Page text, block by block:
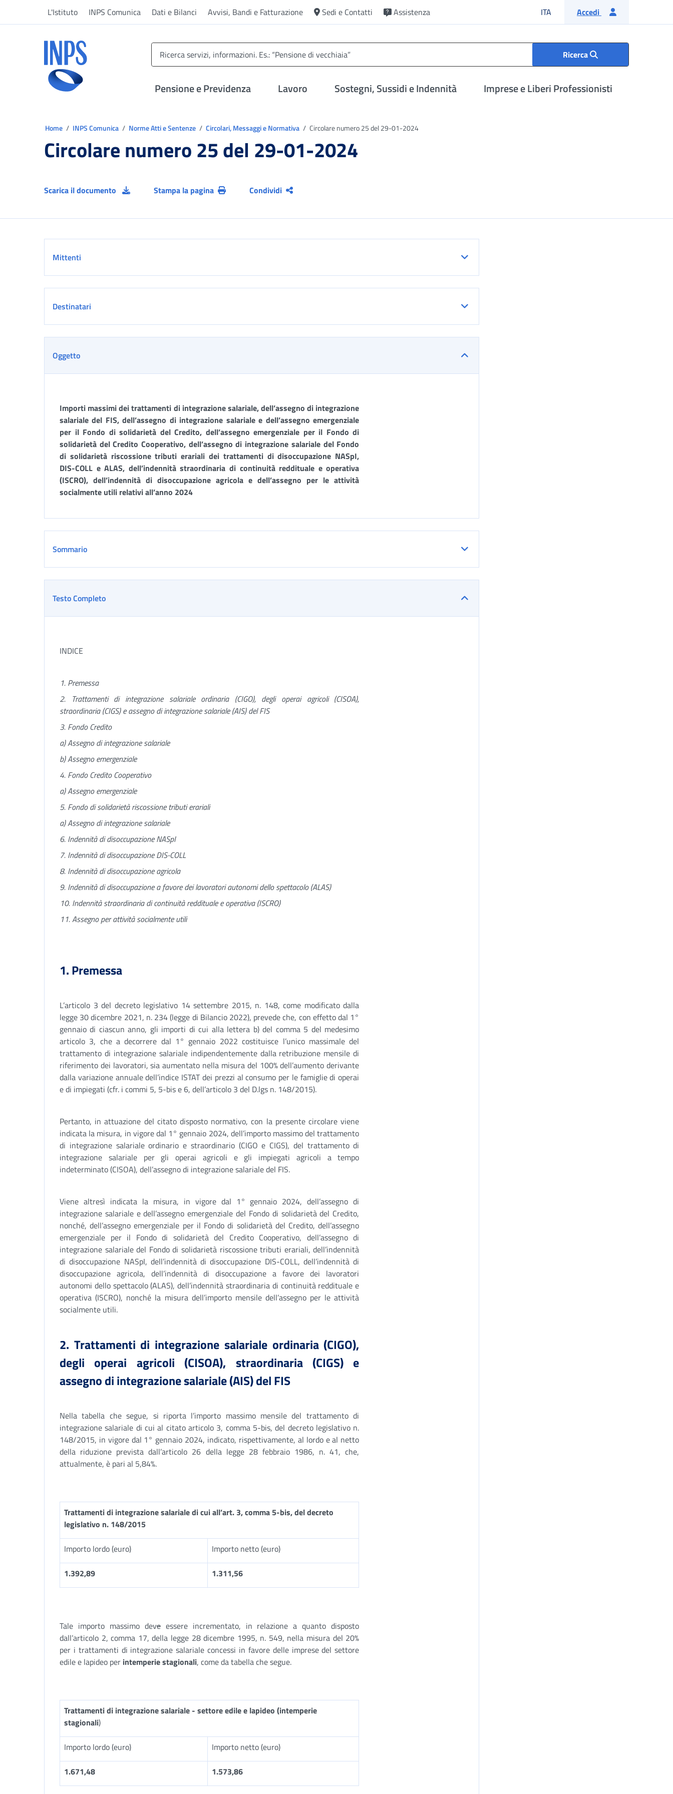
L'Istituto INPS Comunica Dati e Bilanci Avvisi, Bandi e Fatturazione Sedi e Contatti Assistenza ITA Lingua italiana
Accedi
Ricerca
Pensione e Previdenza Lavoro Sostegni, Sussidi e Indennità Imprese e Liberi Professionisti
Home INPS Comunica Norme Atti e Sentenze Circolari, Messaggi e Normativa Circolare numero 25 del 29-01-2024
Circolare numero 25 del 29-01-2024
Scarica il documento Stampa la pagina Condividi
Mittenti
Destinatari
Oggetto
Importi massimi dei trattamenti di integrazione salariale, dell’assegno di integrazione
salariale del FIS, dell’assegno di integrazione salariale e dell’assegno emergenziale
per il Fondo di solidarietà del Credito, dell’assegno emergenziale per il Fondo di
solidarietà del Credito Cooperativo, dell’assegno di integrazione salariale del Fondo
di solidarietà riscossione tributi erariali dei trattamenti di disoccupazione NASpI,
DIS-COLL e ALAS, dell’indennità straordinaria di continuità reddituale e operativa
(ISCRO), dell’indennità di disoccupazione agricola e dell’assegno per le attività
socialmente utili relativi all’anno 2024
Sommario
Testo Completo
INDICE
1. Premessa
2. Trattamenti di integrazione salariale ordinaria (CIGO), degli operai agricoli (CISOA),
straordinaria (CIGS) e assegno di integrazione salariale (AIS) del FIS
3. Fondo Credito
a) Assegno di integrazione salariale
b) Assegno emergenziale
4. Fondo Credito Cooperativo
a) Assegno emergenziale
5. Fondo di solidarietà riscossione tributi erariali
a) Assegno di integrazione salariale
6. Indennità di disoccupazione NASpI
7. Indennità di disoccupazione DIS-COLL
8. Indennità di disoccupazione agricola
9. Indennità di disoccupazione a favore dei lavoratori autonomi dello spettacolo (ALAS)
10. Indennità straordinaria di continuità reddituale e operativa (ISCRO)
11. Assegno per attività socialmente utili
1. Premessa
L’articolo 3 del decreto legislativo 14 settembre 2015, n. 148, come modificato dalla
legge 30 dicembre 2021, n. 234 (legge di Bilancio 2022), prevede che, con effetto dal 1°
gennaio di ciascun anno, gli importi di cui alla lettera b) del comma 5 del medesimo
articolo 3, che a decorrere dal 1° gennaio 2022 costituisce l’unico massimale del
trattamento di integrazione salariale indipendentemente dalla retribuzione mensile di
riferimento dei lavoratori, sia aumentato nella misura del 100% dell’aumento derivante
dalla variazione annuale dell’indice ISTAT dei prezzi al consumo per le famiglie di operai
e di impiegati (cfr. i commi 5, 5-bis e 6, dell’articolo 3 del D.lgs n. 148/2015).
Pertanto, in attuazione del citato disposto normativo, con la presente circolare viene
indicata la misura, in vigore dal 1° gennaio 2024, dell’importo massimo del trattamento
di integrazione salariale ordinario e straordinario (CIGO e CIGS), del trattamento di
integrazione salariale per gli operai agricoli e gli impiegati agricoli a tempo
indeterminato (CISOA), dell’assegno di integrazione salariale del FIS.
Viene altresì indicata la misura, in vigore dal 1° gennaio 2024, dell’assegno di
integrazione salariale e dell’assegno emergenziale del Fondo di solidarietà del Credito,
nonché, dell’assegno emergenziale per il Fondo di solidarietà del Credito, dell’assegno
emergenziale per il Fondo di solidarietà del Credito Cooperativo, dell’assegno di
integrazione salariale del Fondo di solidarietà riscossione tributi erariali, dell’indennità
di disoccupazione NASpI, dell’indennità di disoccupazione DIS-COLL, dell’indennità di
disoccupazione agricola, dell’indennità di disoccupazione a favore dei lavoratori
autonomi dello spettacolo (ALAS), dell’indennità straordinaria di continuità reddituale e
operativa (ISCRO), nonché la misura dell’importo mensile dell’assegno per le attività
socialmente utili.
2. Trattamenti di integrazione salariale ordinaria (CIGO),
degli operai agricoli (CISOA), straordinaria (CIGS) e
assegno di integrazione salariale (AIS) del FIS
Nella tabella che segue, si riporta l’importo massimo mensile del trattamento di
integrazione salariale di cui al citato articolo 3, comma 5-bis, del decreto legislativo n.
148/2015, in vigore dal 1° gennaio 2024, indicato, rispettivamente, al lordo e al netto
della riduzione prevista dall’articolo 26 della legge 28 febbraio 1986, n. 41, che,
attualmente, è pari al 5,84%.
Trattamenti di integrazione salariale di cui all’art. 3, comma 5-bis, del decreto
legislativo n. 148/2015
Importo lordo (euro) Importo netto (euro)
1.392,89 1.311,56
Tale importo massimo deveessere incrementato, in relazione a quanto disposto
dall’articolo 2, comma 17, della legge 28 dicembre 1995, n. 549, nella misura del 20%
per i trattamenti di integrazione salariale concessi in favore delle imprese del settore
edile e lapideo per intemperie stagionali, come da tabella che segue.
Trattamenti di integrazione salariale - settore edile e lapideo (intemperie
stagionali)
Importo lordo (euro) Importo netto (euro)
1.671,48 1.573,86